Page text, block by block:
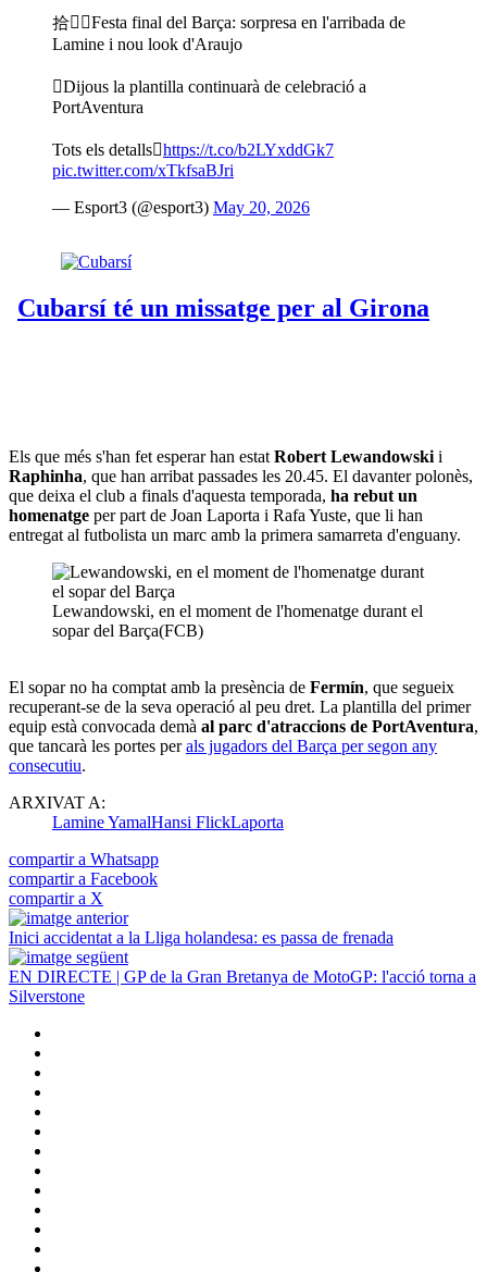
拾Festa final del Barça: sorpresa en l'arribada de
Lamine i nou look d'Araujo
Dijous la plantilla continuarà de celebració a
PortAventura
Tots els detallshttps://t.co/b2LYxddGk7
pic.twitter.com/xTkfsaBJri
— Esport3 (@esport3) May 20, 2026
Els que més s'han fet esperar han estat Robert Lewandowski i
Raphinha, que han arribat passades les 20.45. El davanter polonès,
que deixa el club a finals d'aquesta temporada, ha rebut un
homenatge per part de Joan Laporta i Rafa Yuste, que li han
entregat al futbolista un marc amb la primera samarreta d'enguany.
Lewandowski, en el moment de l'homenatge durant el
sopar del Barça(FCB)
El sopar no ha comptat amb la presència de Fermín, que segueix
recuperant-se de la seva operació al peu dret. La plantilla del primer
equip està convocada demà al parc d'atraccions de PortAventura,
que tancarà les portes perals jugadors del Barça per segon any
consecutiu.
ARXIVAT A:
Lamine YamalHansi FlickLaporta
compartir a Whatsapp
compartir a Facebook
compartir a X
Inici accidentat a la Lliga holandesa: es passa de frenada
EN DIRECTE | GP de la Gran Bretanya de MotoGP: l'acció torna a
Silverstone